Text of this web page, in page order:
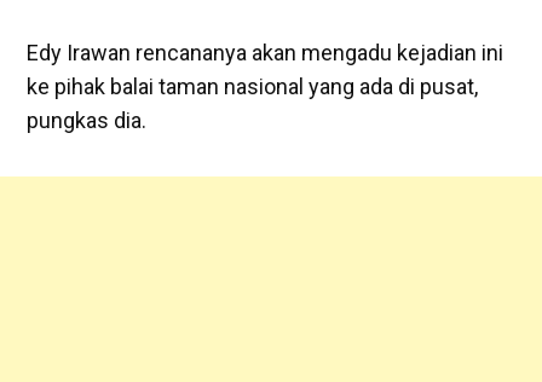
Edy Irawan rencananya akan mengadu kejadian ini
ke pihak balai taman nasional yang ada di pusat,
pungkas dia.